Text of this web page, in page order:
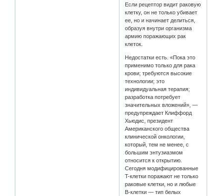
Если рецептор видит раковую
клетку, он не только убивает
ее, но и начинает делиться,
образуя внутри организма
армию поражающих рак
клеток.
Недостатки есть. «Пока это
применимо только для рака
крови; требуются высокие
технологии; это
индивидуальная терапия;
разработка потребует
значительных вложений», —
предупреждает Клиффорд
Хьюдис, президент
Американского общества
клинической онкологии,
который, тем не менее, с
большим энтузиазмом
относится к открытию.
Сегодня модифицированные
T-клетки поражают не только
раковые клетки, но и любые
В-клетки — тип белых